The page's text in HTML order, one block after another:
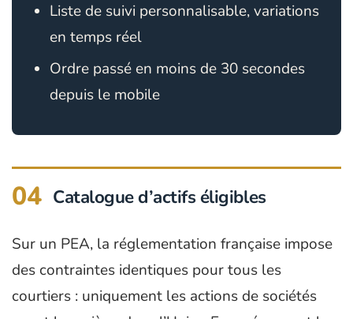
Liste de suivi personnalisable, variations
en temps réel
Ordre passé en moins de 30 secondes
depuis le mobile
04 Catalogue d’actifs éligibles
Sur un PEA, la réglementation française impose
des contraintes identiques pour tous les
courtiers : uniquement les actions de sociétés